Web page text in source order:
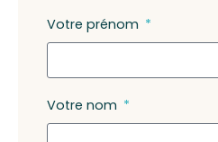
Votre prénom
Votre nom